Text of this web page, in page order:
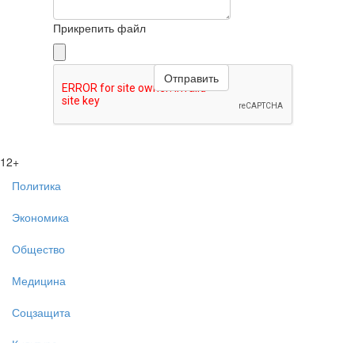
Прикрепить файл
12+
Политика
Экономика
Общество
Медицина
Соцзащита